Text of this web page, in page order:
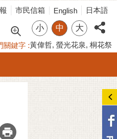
市民信箱 English 日本語
小 中 大
關鍵字 黃偉哲 螢光花泉 桐花祭